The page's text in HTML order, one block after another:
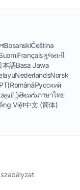
BosanskiČeština
Françaisગુજરાતી
本語Basa Jawa
NederlandsNorsk
RomânăРусский
தமிழ்తెలుగుภาษาไทย
Việt中文 (简体)